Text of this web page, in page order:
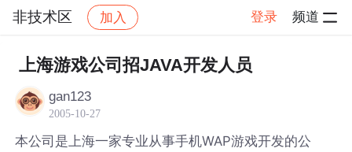
非技术区 加入 登录 频道
社区 非技术区 帖子详情
上海游戏公司招JAVA开发人员
gan123
2005-10-27
本公司是上海一家专业从事手机WAP游戏开发的公